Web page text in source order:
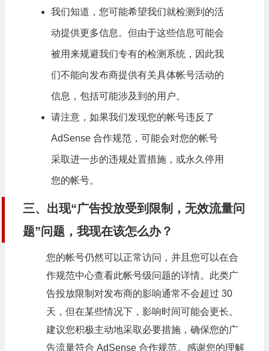
我们知道，您可能希望我们就检测到的活
动提供更多信息。但由于这些信息可能会
被用来规避我们专有的检测系统，因此我
们不能向发布商提供有关具体帐号活动的
信息，包括可能涉及到的用户。
请注意，如果我们发现您的帐号违反了
AdSense 合作规范，可能会对您的帐号
采取进一步的违规处置措施，或永久停用
您的帐号。
三、出现“广告投放受到限制，无效流量问
题”问题，我现在该怎么办？
您的帐号仍然可以正常访问，并且您可以在合
作规范中心查看此帐号级问题的详情。此类广
告投放限制对发布商的影响通常不会超过 30
天，但在某些情况下，影响时间可能会更长。
建议您积极主动地采取必要措施，确保您的广
告流量符合 AdSense 合作规范。感谢您的理解